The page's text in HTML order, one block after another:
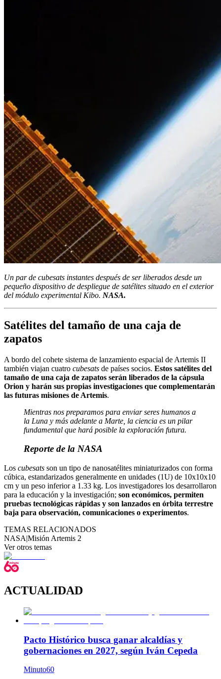
Un par de cubesats instantes después de ser liberados desde un
pequeño dispositivo de despliegue de satélites situado en el exterior
del módulo experimental Kibo. NASA.
Satélites del tamaño de una caja de
zapatos
A bordo del cohete sistema de lanzamiento espacial de Artemis II
también viajan cuatro cubesats de países socios. Estos satélites del
tamaño de una caja de zapatos serán liberados de la cápsula
Orion y harán sus propias investigaciones que complementarán
las futuras misiones de Artemis.
Mientras nos preparamos para enviar seres humanos a
la Luna y más adelante a Marte, la ciencia es un pilar
fundamental que hará posible la exploración futura.
Reporte de la NASA
Los cubesats son un tipo de nanosatélites miniaturizados con forma
cúbica, estandarizados generalmente en unidades (1U) de 10x10x10
cm y un peso inferior a 1.33 kg. Los investigadores los desarrollaron
para la educación y la investigación; son económicos, permiten
pruebas tecnológicas rápidas y son lanzados en órbita terrestre
baja para observación, comunicaciones o experimentos.
TEMAS RELACIONADOS
NASA|Misión Artemis 2
Ver otros temas
ACTUALIDAD
Pacto Histórico busca ganar alcaldías y
gobernaciones en 2027, según Iván Cepeda
Minuto60